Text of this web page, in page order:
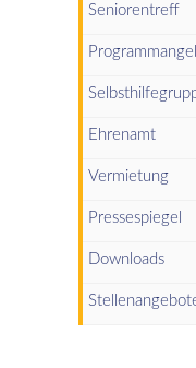
Seniorentreff
Ehrenamt
Vermietung
Pressespiegel
Downloads